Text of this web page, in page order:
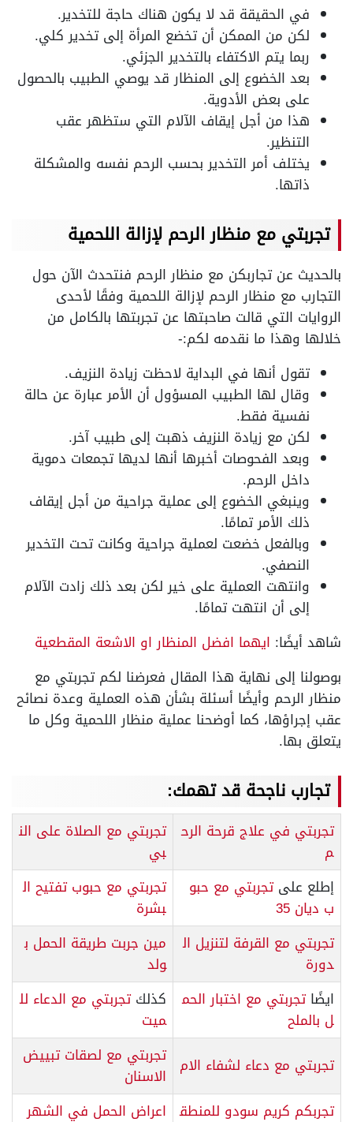
في الحقيقة قد لا يكون هناك حاجة للتخدير.
لكن من الممكن أن تخضع المرأة إلى تخدير كلي.
ربما يتم الاكتفاء بالتخدير الجزئي.
بعد الخضوع إلى المنظار قد يوصي الطبيب بالحصول
على بعض الأدوية.
هذا من أجل إيقاف الآلام التي ستظهر عقب
التنظير.
يختلف أمر التخدير بحسب الرحم نفسه والمشكلة
ذاتها.
تجربتي مع منظار الرحم لإزالة اللحمية
بالحديث عن تجاربكن مع منظار الرحم فنتحدث الآن حول
التجارب مع منظار الرحم لإزالة اللحمية وفقًا لأحدى
الروايات التي قالت صاحبتها عن تجربتها بالكامل من
خلالها وهذا ما نقدمه لكم:-
تقول أنها في البداية لاحظت زيادة النزيف.
وقال لها الطبيب المسؤول أن الأمر عبارة عن حالة
نفسية فقط.
لكن مع زيادة النزيف ذهبت إلى طبيب آخر.
وبعد الفحوصات أخبرها أنها لديها تجمعات دموية
داخل الرحم.
وينبغي الخضوع إلى عملية جراحية من أجل إيقاف
ذلك الأمر تمامًا.
وبالفعل خضعت لعملية جراحية وكانت تحت التخدير
النصفي.
وانتهت العملية على خير لكن بعد ذلك زادت الآلام
إلى أن انتهت تمامًا.
شاهد أيضًا: ايهما افضل المنظار او الاشعة المقطعية
بوصولنا إلى نهاية هذا المقال فعرضنا لكم تجربتي مع
منظار الرحم وأيضًا أسئلة بشأن هذه العملية وعدة نصائح
عقب إجراؤها، كما أوضحنا عملية منظار اللحمية وكل ما
يتعلق بها.
تجارب ناجحة قد تهمك:
تجربتي في علاج قرحة الرح
م
تجربتي مع الصلاة على الن
بي
إطلع علىتجربتي مع حبو
ب ديان 35
تجربتي مع حبوب تفتيح ال
بشرة
تجربتي مع القرفة لتنزيل ال
دورة
مين جربت طريقة الحمل ب
ولد
ايضًاتجربتي مع اختبار الحم
ل بالملح
كذلكتجربتي مع الدعاء لل
ميت
تجربتي مع دعاء لشفاء الام تجربتي مع لصقات تبييض
الاسنان
تجربكم كريم سودو للمنطق اعراض الحمل في الشهر